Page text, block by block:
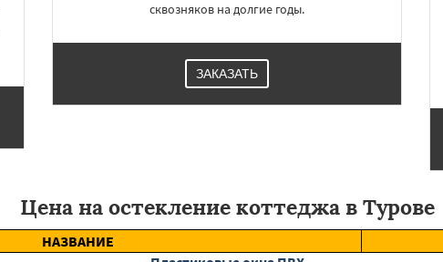
сквозняков на долгие годы.
ЗАКАЗАТЬ
Цена на остекление коттеджа в Турове
НАЗВАНИЕ